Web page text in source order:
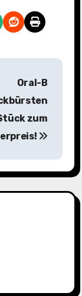
Oral-B
zum